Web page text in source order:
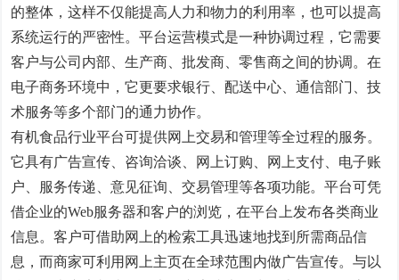
的整体，这样不仅能提高人力和物力的利用率，也可以提高
系统运行的严密性。平台运营模式是一种协调过程，它需要
客户与公司内部、生产商、批发商、零售商之间的协调。在
电子商务环境中，它更要求银行、配送中心、通信部门、技
术服务等多个部门的通力协作。
有机食品行业平台可提供网上交易和管理等全过程的服务。
它具有广告宣传、咨询洽谈、网上订购、网上支付、电子账
户、服务传递、意见征询、交易管理等各项功能。平台可凭
借企业的Web服务器和客户的浏览，在平台上发布各类商业
信息。客户可借助网上的检索工具迅速地找到所需商品信
息，而商家可利用网上主页在全球范围内做广告宣传。与以